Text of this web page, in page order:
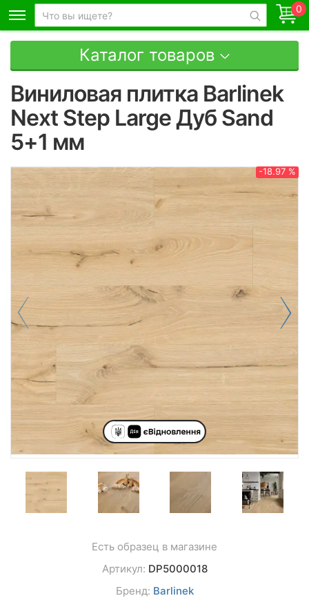
0
Каталог товаров
Виниловая плитка Barlinek
Next Step Large Дуб Sand
5+1 мм
-18.97 %
Есть образец в магазине
Артикул: DP5000018
Бренд: Barlinek